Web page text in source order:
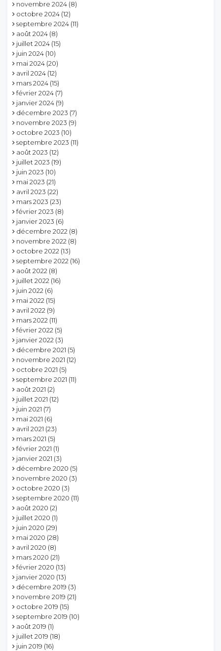
novembre 2024 (8)
octobre 2024 (12)
septembre 2024 (11)
août 2024 (8)
juillet 2024 (15)
juin 2024 (10)
mai 2024 (20)
avril 2024 (12)
mars 2024 (15)
février 2024 (7)
janvier 2024 (9)
décembre 2023 (7)
novembre 2023 (9)
octobre 2023 (10)
septembre 2023 (11)
août 2023 (12)
juillet 2023 (19)
juin 2023 (10)
mai 2023 (21)
avril 2023 (22)
mars 2023 (23)
février 2023 (8)
janvier 2023 (6)
décembre 2022 (8)
novembre 2022 (8)
octobre 2022 (13)
septembre 2022 (16)
août 2022 (8)
juillet 2022 (16)
juin 2022 (6)
mai 2022 (15)
avril 2022 (9)
mars 2022 (11)
février 2022 (5)
janvier 2022 (3)
décembre 2021 (5)
novembre 2021 (12)
octobre 2021 (5)
septembre 2021 (11)
août 2021 (2)
juillet 2021 (12)
juin 2021 (7)
mai 2021 (6)
avril 2021 (23)
mars 2021 (5)
février 2021 (1)
janvier 2021 (3)
décembre 2020 (5)
novembre 2020 (3)
octobre 2020 (3)
septembre 2020 (11)
août 2020 (2)
juillet 2020 (1)
juin 2020 (29)
mai 2020 (28)
avril 2020 (8)
mars 2020 (21)
février 2020 (13)
janvier 2020 (13)
décembre 2019 (3)
novembre 2019 (21)
octobre 2019 (15)
septembre 2019 (10)
août 2019 (1)
juillet 2019 (18)
juin 2019 (16)